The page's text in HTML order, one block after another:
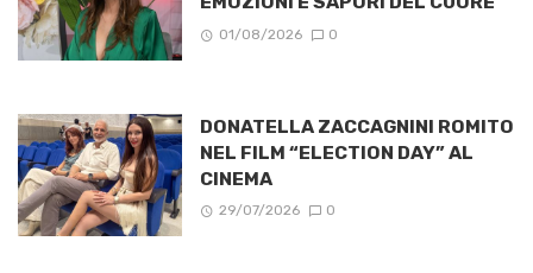
01/08/2026 0
DONATELLA ZACCAGNINI ROMITO
NEL FILM “ELECTION DAY” AL
CINEMA
29/07/2026 0